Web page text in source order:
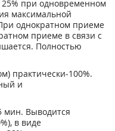
25% при одновременном
максимальной
однократном приеме
приеме в связи с
Полностью
практически-100%.
и
мин. Выводится
в виде